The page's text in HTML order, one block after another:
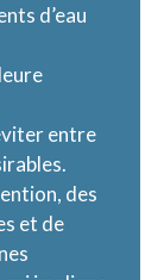
d’eau
entre
des
et de